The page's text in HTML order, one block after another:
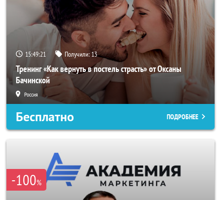
15:49:19 Получили: 13
Тренинг «Как вернуть в постель страсть» от Оксаны
Бачинской
Россия
Бесплатно ПОДРОБНЕЕ
-100%